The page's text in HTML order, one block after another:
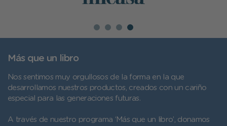
Más que un libro
Nos sentimos muy orgullosos de la forma en la que
desarrollamos nuestros productos, creados con un cariño
especial para las generaciones futuras.
A través de nuestro programa ‘Más que un libro’, donamos